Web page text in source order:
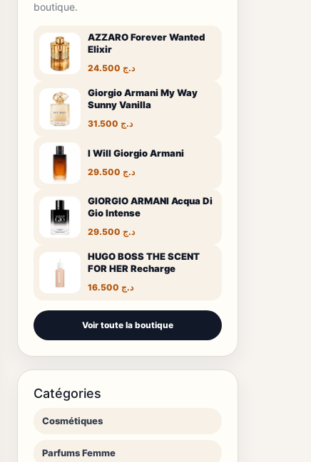
boutique.
AZZARO Forever Wanted
Elixir
د.ج
Giorgio Armani My Way
Sunny Vanilla
د.ج
I Will Giorgio Armani
د.ج
GIORGIO ARMANI Acqua Di
Gio Intense
د.ج
HUGO BOSS THE SCENT
FOR HER Recharge
د.ج
Voir toute la boutique
Catégories
Cosmétiques
Parfums Femme